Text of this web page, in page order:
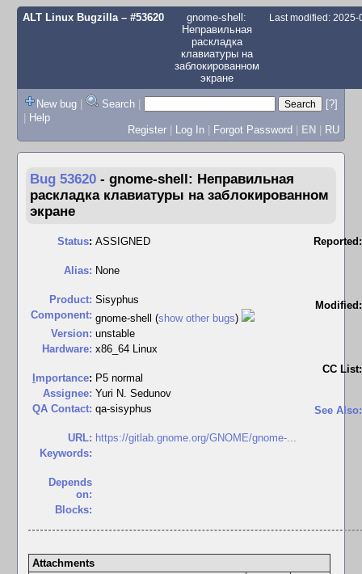
ALT Linux Bugzilla– #53620
gnome-shell:
Неправильная
раскладка
клавиатуры на
заблокированном
экране
Last modified:
New bug | Search |
[?]
| Help
Register | Log In | Forgot Password | EN | RU
Bug 53620 - gnome-shell: Неправильная
раскладка клавиатуры на заблокированном
экране
Status: ASSIGNED
Alias: None
Product: Sisyphus
Component: gnome-shell (show other bugs)
Version: unstable
Hardware: x86_64 Linux
mportance: P5 normal
Assignee: Yuri N. Sedunov
QA Contact: qa-sisyphus
URL: https://gitlab.gnome.org/GNOME/gnome-...
Keywords:
Depends
on:
Blocks:
Reported:
Modified:
CC List:
See Also:
Attachments